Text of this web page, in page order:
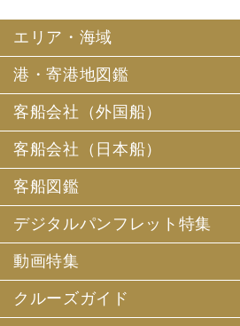
エリア・海域
港・寄港地図鑑
客船会社（外国船）
客船会社（日本船）
客船図鑑
デジタルパンフレット特集
動画特集
クルーズガイド